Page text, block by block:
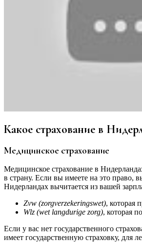
Какое страхование в
Медицинское страхование
Медицинское страхование в
в страну. Если вы имеете на это право,
Нидерландах вычитается из вашей
Zvw (zorgverzekeringswet), которая
Wlz (wet langdurige zorg), которая
Если у вас нет государственного
имеет государственную страховку, для